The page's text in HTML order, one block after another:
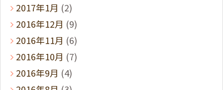
2017年1月 (2)
2016年12月 (9)
2016年11月 (6)
2016年10月 (7)
2016年9月 (4)